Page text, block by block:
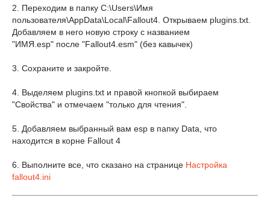
2. Переходим в папку C:\Users\Имя
пользователя\AppData\Local\Fallout4. Открываем plugins.txt.
Добавляем в него новую строку с названием
"ИМЯ.esp" после "Fallout4.esm" (без кавычек)
3. Сохраните и закройте.
4. Выделяем plugins.txt и правой кнопкой выбираем
"Свойства" и отмечаем "только для чтения".
5. Добавляем выбранный вам esp в папку Data, что
находится в корне Fallout 4
6. Выполните все, что сказано на странице Настройка
fallout4.ini